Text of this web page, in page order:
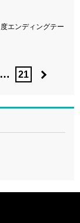
エンディングテー
… 21